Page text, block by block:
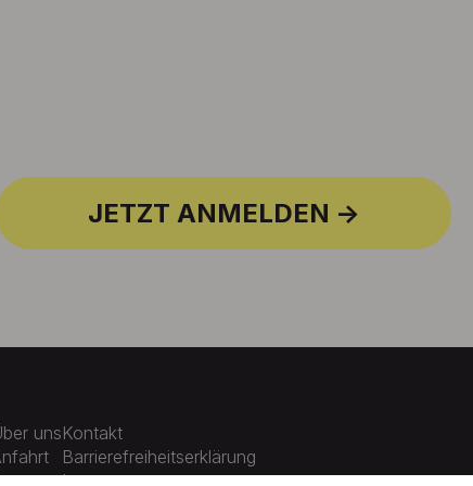
JETZT ANMELDEN
unsKontakt
Barrierefreiheitserklärung
Impressum